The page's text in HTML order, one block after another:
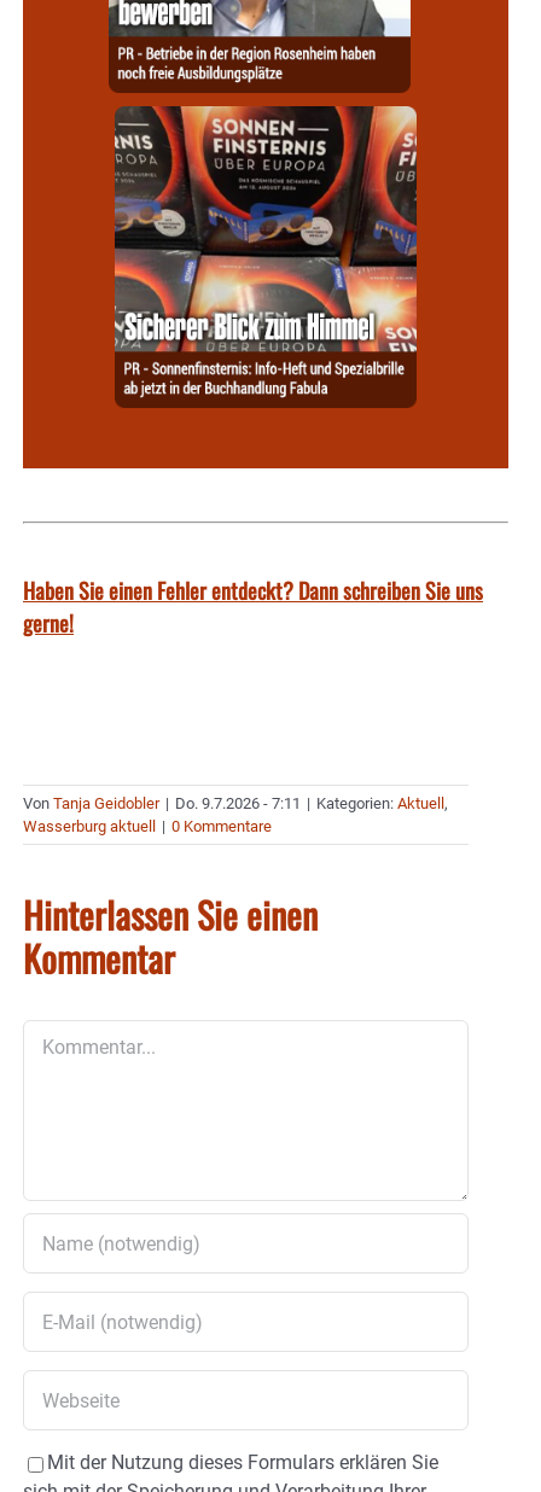
Haben Sie einen Fehler entdeckt? Dann schreiben Sie uns
gerne!
Von Tanja Geidobler | Do. 9.7.2026 - 7:11 | Kategorien: Aktuell ,
Wasserburg aktuell
| 0 Kommentare
Hinterlassen Sie einen
Kommentar
Mit der Nutzung dieses Formulars erklären Sie